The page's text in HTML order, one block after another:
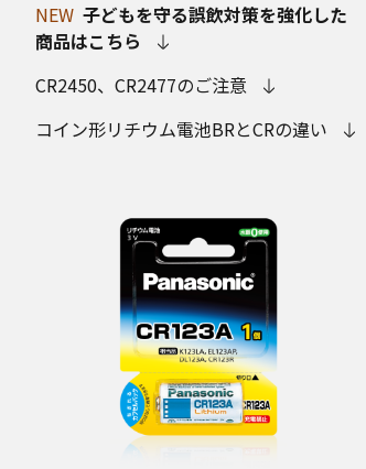
NEW 子どもを守る誤飲対策を強化した
商品はこちら
CR2450、CR2477のご注意
コイン形リチウム電池BRとCRの違い